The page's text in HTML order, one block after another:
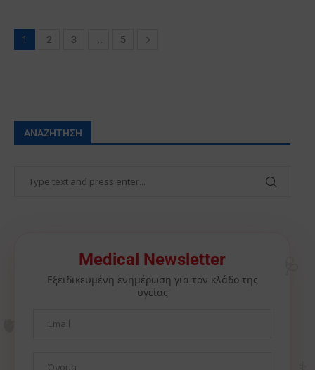
1 2 3 … 5
ΑΝΑΖΉΤΗΣΗ
Medical Newsletter
Εξειδικευμένη ενημέρωση για τον κλάδο της
υγείας